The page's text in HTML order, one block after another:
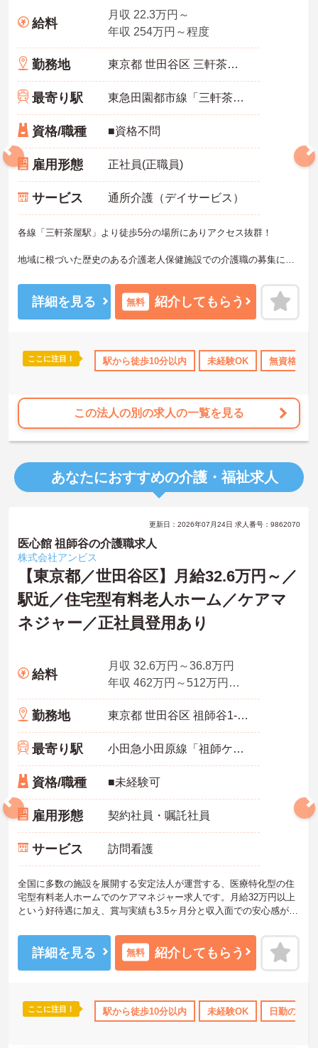
制度あり
給料
月収 22.3万円～
年収 254万円～程度
勤務地 東京都 世田谷区 三軒茶屋1-16-13
最寄り駅 東急田園都市線「三軒茶屋駅」徒歩5分
資格/職種 ■資格不問
雇用形態 正社員(正職員)
サービス 通所介護（デイサービス）
各線「三軒茶屋駅」より徒歩5分の場所にありアクセス抜群！
地域に根づいた歴史のある介護老人保健施設での介護職の募集にな
ご興味のある方には、面接ポイントや求人の詳細などお話させて頂
きますので、お気軽にキャリアドバイザーまでお問い合わせ下さ
詳細を見る 無料 紹介してもらう
ここに注目！ 駅から徒歩10分以内 未経験OK 無資格OK
この法人の別の求人の一覧を見る
あなたにおすすめの介護・福祉求人
無資格OK 日勤のみ 年間休日110日以上 ブランクOK
更新日：2026年07月24日 求人番号：9862070
医心館 祖師谷の介護職求人
株式会社アンビス
【東京都／世田谷区】月給32.6万円～／
駅近／住宅型有料老人ホーム／ケアマ
ネジャー／正社員登用あり
給料
月収 32.6万円～36.8万円
年収 462万円～512万円程度 ※想定年収
勤務地 東京都 世田谷区 祖師谷1-22-26
最寄り駅 小田急小田原線「祖師ケ谷大蔵駅」徒歩6分
資格/職種 ■未経験可
雇用形態 契約社員・嘱託社員
サービス 訪問看護
全国に多数の施設を展開する安定法人が運営する、医療特化型の住
宅型有料老人ホームでのケアマネジャー求人です。月給32万円以上
という好待遇に加え、賞与実績も3.5ヶ月分と収入面での安心感があ
チームケアを実践できるため、ご入居者様にしっかりと寄り添えま
す。また、煩雑な請求業務は本社の専門スタッフが代行してくれる
ため業務負担が少なく残業も少なめです。資格更新にかかる費用の
性の取得実績も豊富にあるため、ご自身のライフステージが変化し
ても長く働き続けられる大変おすすめの環境です。
詳細を見る 無料 紹介してもらう
ここに注目！ 駅から徒歩10分以内 未経験OK 日勤のみ